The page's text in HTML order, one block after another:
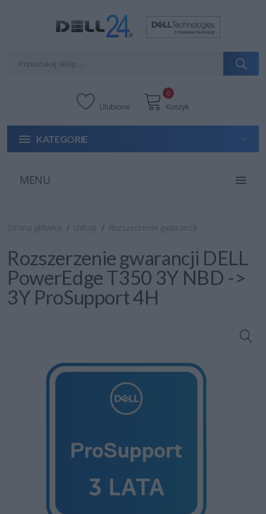
Ulubione Koszyk
0
KATEGORIE
MENU
Strona główna Usługi Rozszerzenie gwarancji
Rozszerzenie gwarancji DELL
PowerEdge T350 3Y NBD ->
3Y ProSupport 4H